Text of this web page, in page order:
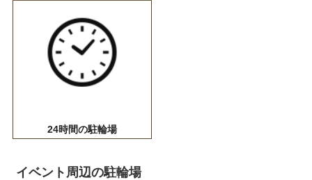
24時間の駐輪場
イベント周辺の駐輪場